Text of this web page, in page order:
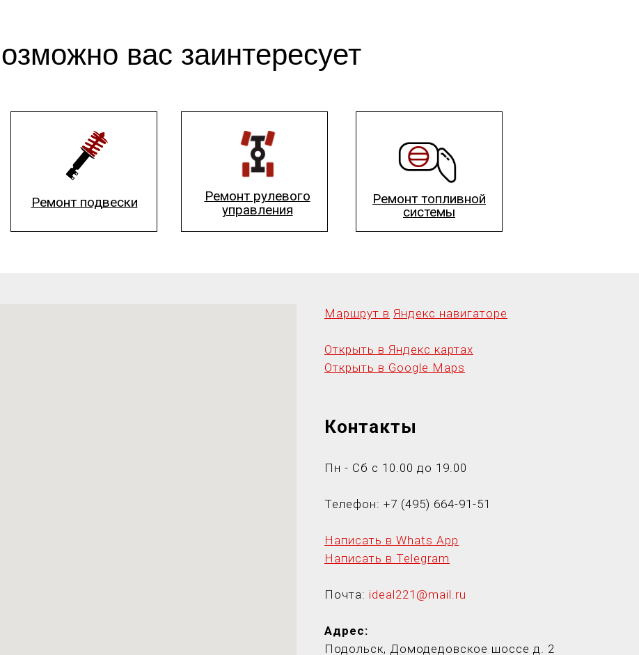
вас заинтересует
Ремонт подвески
Ремонт рулевого
управления
Ремонт топливной
системы
Маршрут в Яндекс навигаторе
Открыть в Яндекс картах
Открыть в Google Maps
Контакты
Пн - Сб с 10.00 до 19.00
Телефон: +7 (495) 664-91-51
Написать в Whats App
Написать в Telegram
Почта: ideal221@mail.ru
Адрес:
Подольск, Домодедовское шоссе д. 2